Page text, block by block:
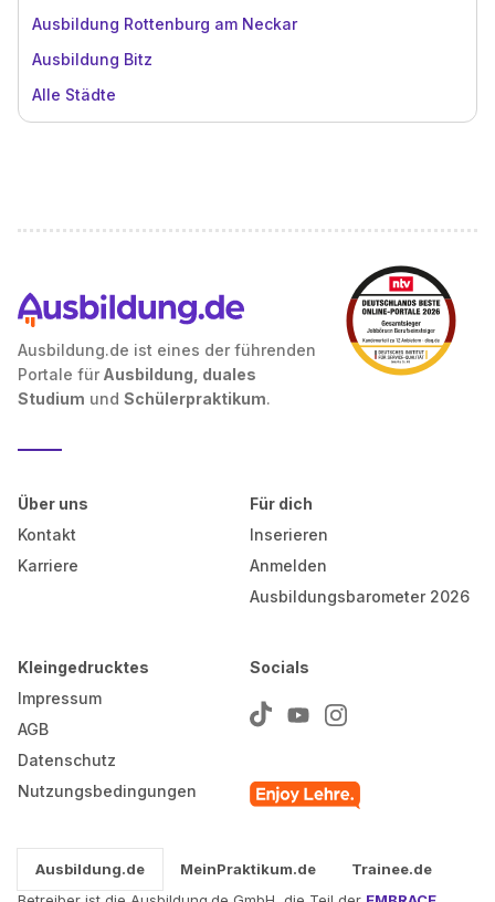
Ausbildung Rottenburg am Neckar
Ausbildung Bitz
Alle Städte
Ausbildung.de ist eines der führenden
Portale für Ausbildung, duales
Studium und Schülerpraktikum.
Über uns
Kontakt
Karriere
Für dich
Inserieren
Anmelden
Ausbildungsbarometer 2026
Kleingedrucktes
Impressum
AGB
Datenschutz
Nutzungsbedingungen
Socials
Ausbildung.de MeinPraktikum.de
Trainee.de